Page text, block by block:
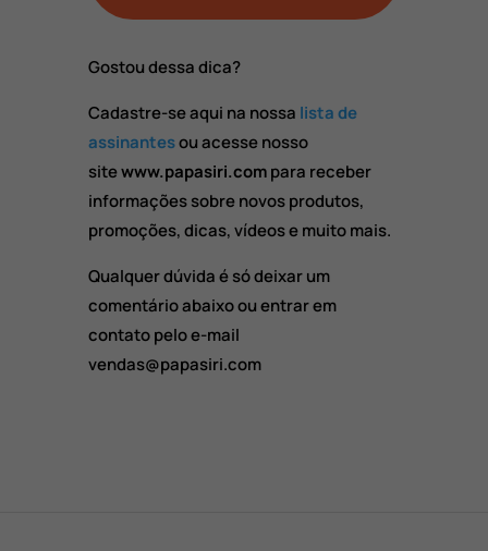
Gostou dessa dica?
Cadastre-se aqui na nossa lista de
assinantesou acesse nosso
sitewww.papasiri.compara receber
informações sobre novos produtos,
promoções, dicas, vídeos e muito mais.
Qualquer dúvida é só deixar um
comentário abaixo ou entrar em
contato pelo e-mail
vendas@papasiri.com